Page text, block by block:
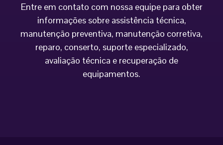
Entre em contato com nossa equipe para obter
informações sobre assistência técnica,
manutenção preventiva, manutenção corretiva,
reparo, conserto, suporte especializado,
avaliação técnica e recuperação de
equipamentos.